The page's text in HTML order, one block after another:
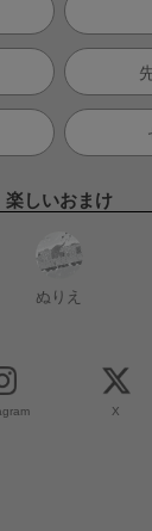
楽しいおまけ
ぬりえ
X